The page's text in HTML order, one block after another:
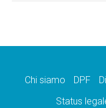
Chi siamo DPF
Status